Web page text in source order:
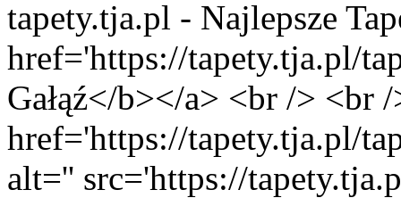
tapety.tja.pl - Najlepsze
href='https://tapety.tja.pl/
Gałąź</b></a> <br /> <br
href='https://tapety.tja.pl/
alt='' src='https://